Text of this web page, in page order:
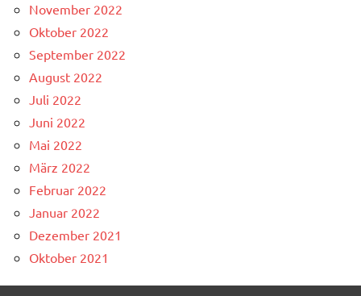
November 2022
Oktober 2022
September 2022
August 2022
Juli 2022
Juni 2022
Mai 2022
März 2022
Februar 2022
Januar 2022
Dezember 2021
Oktober 2021